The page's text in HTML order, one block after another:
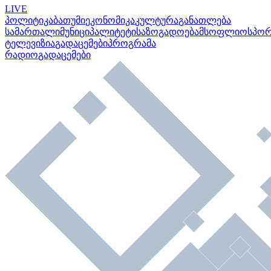
LIVE
პოლიტიკაბათუმიეკონომიკაკულტურაგანათლება
სამართალიმუნიციპალიტეტისაზოგადოებამსოფლიო
ტელევიზიაგადაცემებიპროგრამა
რადიოგადაცემები